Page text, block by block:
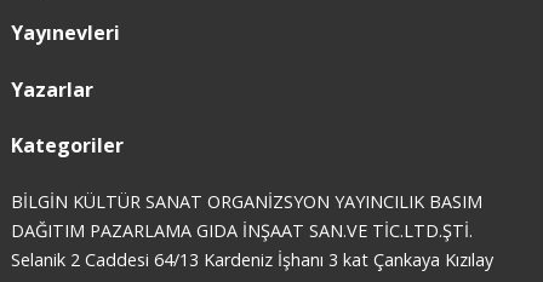
Yayınevleri
Yazarlar
Kategoriler
BİLGİN KÜLTÜR SANAT ORGANİZSYON YAYINCILIK BASIM
DAĞITIM PAZARLAMA GIDA İNŞAAT SAN.VE TİC.LTD.ŞTİ.
Selanik 2 Caddesi 64/13 Kardeniz İşhanı 3 kat Çankaya Kızılay